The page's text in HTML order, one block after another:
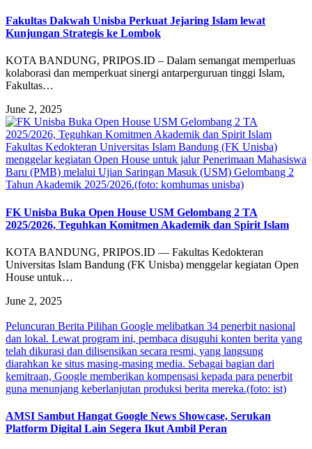
Fakultas Dakwah Unisba Perkuat Jejaring Islam lewat
Kunjungan Strategis ke Lombok
KOTA BANDUNG, PRIPOS.ID – Dalam semangat memperluas
kolaborasi dan memperkuat sinergi antarperguruan tinggi Islam,
Fakultas…
June 2, 2025
Fakultas Kedokteran Universitas Islam Bandung (FK Unisba)
menggelar kegiatan Open House untuk jalur Penerimaan Mahasiswa
Baru (PMB) melalui Ujian Saringan Masuk (USM) Gelombang 2
Tahun Akademik 2025/2026.(foto: komhumas unisba)
FK Unisba Buka Open House USM Gelombang 2 TA
2025/2026, Teguhkan Komitmen Akademik dan Spirit Islam
KOTA BANDUNG, PRIPOS.ID — Fakultas Kedokteran
Universitas Islam Bandung (FK Unisba) menggelar kegiatan Open
House untuk…
June 2, 2025
Peluncuran Berita Pilihan Google melibatkan 34 penerbit nasional
dan lokal. Lewat program ini, pembaca disuguhi konten berita yang
telah dikurasi dan dilisensikan secara resmi, yang langsung
diarahkan ke situs masing-masing media. Sebagai bagian dari
kemitraan, Google memberikan kompensasi kepada para penerbit
guna menunjang keberlanjutan produksi berita mereka.(foto: ist)
AMSI Sambut Hangat Google News Showcase, Serukan
Platform Digital Lain Segera Ikut Ambil Peran